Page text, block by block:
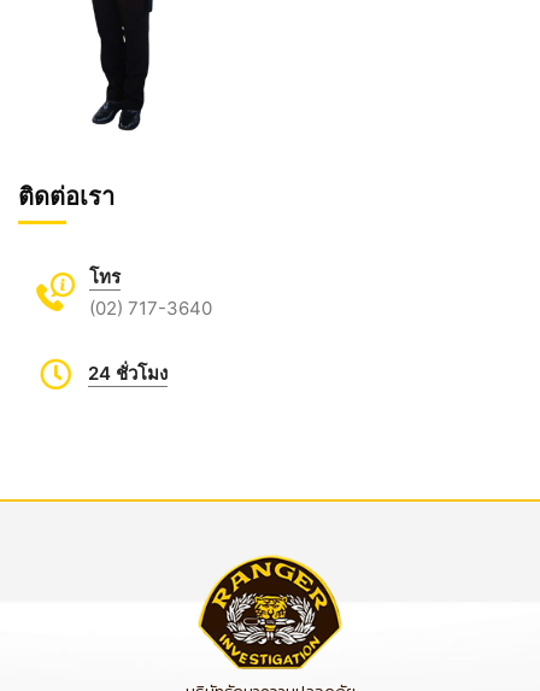
ติดต่อเรา
โทร
(02) 717-3640
24 ชั่วโมง